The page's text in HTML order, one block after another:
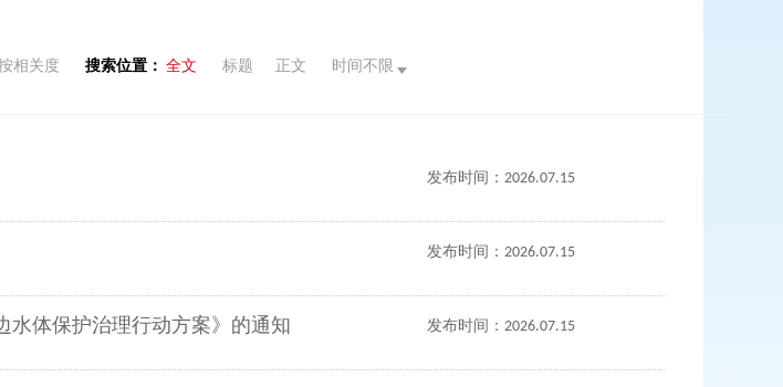
相关度 搜索位置： 全文 标题 正文 时间不限
发布时间：2026.07.15
发布时间：2026.07.15
水体保护治理行动方案》的通知 发布时间：2026.07.15